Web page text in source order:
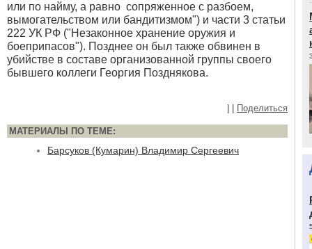
или по найму, а равно сопряженное с разбоем,
вымогательством или бандитизмом") и части 3 статьи
222 УК РФ ("Незаконное хранение оружия и
боеприпасов"). Позднее он был также обвинен в
убийстве в составе организованной группы своего
бывшего коллеги Георгия Позднякова.
Поделиться
МАТЕРИАЛЫ ПО ТЕМЕ:
Барсуков (Кумарин) Владимир Сергеевич